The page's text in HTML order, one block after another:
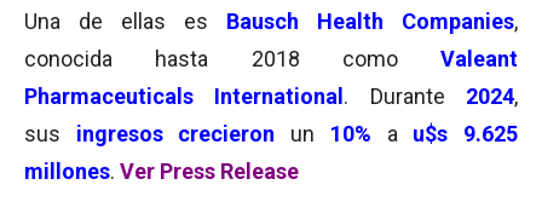
Una de ellas es Bausch Health Companies,
conocida hasta 2018 como Valeant
Pharmaceuticals International . Durante 2024,
sus
ingresos crecieron un 10% a u$s 9.625
millones. Ver Press Release